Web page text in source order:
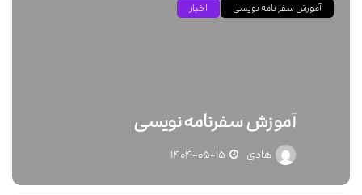
آموزش سفر نامه نویسی اخبار
آموزش سفرنامه نویسی
هادی ۱۴۰۴-۰۵-۱۵